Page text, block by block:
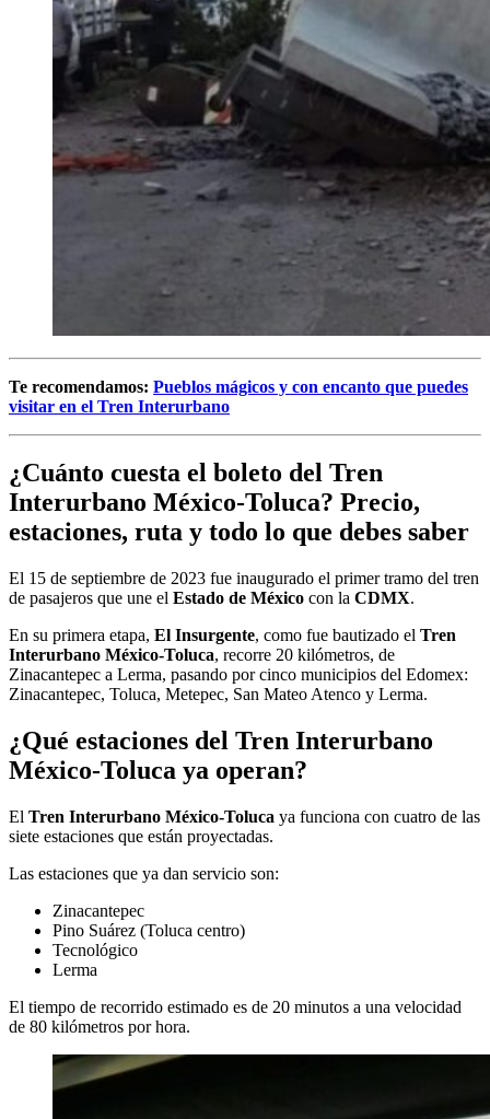
Te recomendamos: Pueblos mágicos y con encanto que puedes
visitar en el Tren Interurbano
¿Cuánto cuesta el boleto del Tren
Interurbano México-Toluca? Precio,
estaciones, ruta y todo lo que debes saber
El 15 de septiembre de 2023 fue inaugurado el primer tramo del tren
de pasajeros que une el Estado de México con la CDMX.
En su primera etapa, El Insurgente, como fue bautizado el Tren
Interurbano México-Toluca, recorre 20 kilómetros, de
Zinacantepec a Lerma, pasando por cinco municipios del Edomex:
Zinacantepec, Toluca, Metepec, San Mateo Atenco y Lerma.
¿Qué estaciones del Tren Interurbano
México-Toluca ya operan?
El Tren Interurbano México-Toluca ya funciona con cuatro de las
siete estaciones que están proyectadas.
Las estaciones que ya dan servicio son:
Zinacantepec
Pino Suárez (Toluca centro)
Tecnológico
Lerma
El tiempo de recorrido estimado es de 20 minutos a una velocidad
de 80 kilómetros por hora.